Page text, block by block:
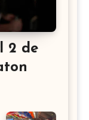
2 de